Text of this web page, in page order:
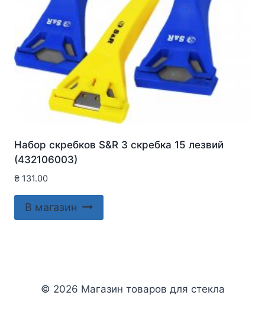
Набор скребков S&R 3 скребка 15 лезвий
(432106003)
₴ 131.00
В магазин
© 2026 Магазин товаров для стекла